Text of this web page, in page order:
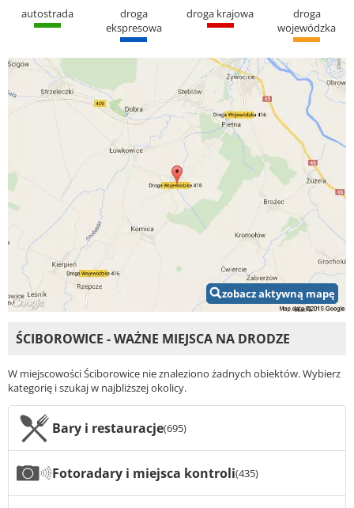
autostrada
droga
ekspresowa
droga krajowa
droga
wojewódzka
zobacz aktywną mapę
ŚCIBOROWICE - WAŻNE MIEJSCA NA DRODZE
W miejscowości Ściborowice nie znaleziono żadnych obiektów. Wybierz
kategorię i szukaj w najbliższej okolicy.
Bary i restauracje(695)
Fotoradary i miejsca kontroli(435)